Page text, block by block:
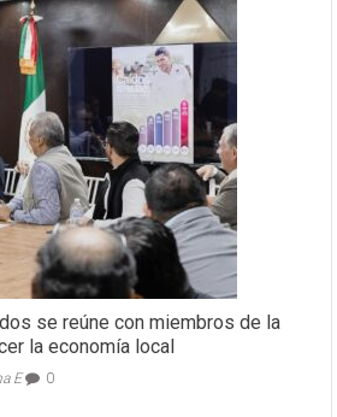
se reúne con miembros de la
la economía local
E 0